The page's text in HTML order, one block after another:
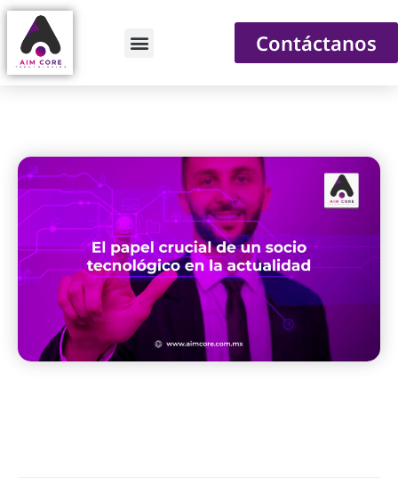
Contáctanos